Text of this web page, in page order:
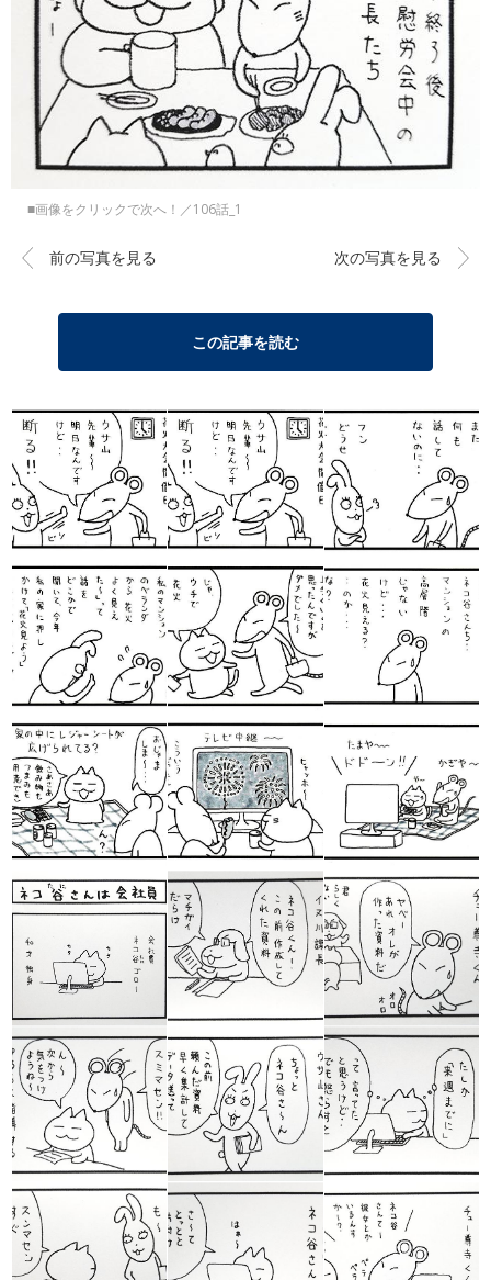
■画像をクリックで次へ！／106話_1
前の写真を見る 次の写真を見る
この記事を読む